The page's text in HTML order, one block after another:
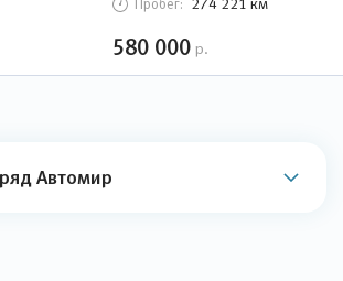
Пробег:
580 000 р.
Автомир